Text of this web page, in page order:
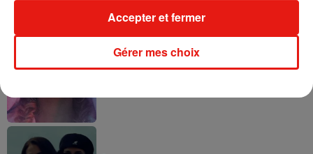
Karol G dévoile la tracklist de son nouvel
Gérer mes choix
Accepter et fermer